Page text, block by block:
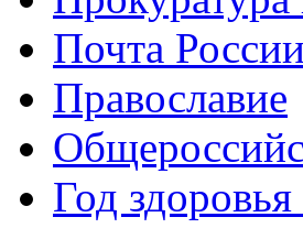
Почта России
Православие
Год